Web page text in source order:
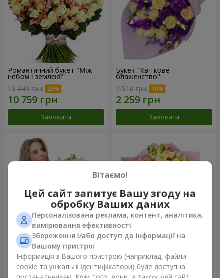
Романтичний букет "Між
небом і землею!"
13 449 грн
Замовити
Букет "Квіткове
блаженство"
2 510 грн
Замовити
Букет "Королеві серця"
2 510 грн
Мікс "Планета троянд" із 51
6 540 грн
Вітаємо!
Цей сайт запитує Вашу згоду на
обробку Ваших даних
Персоналізована реклама, контент, аналітика,
вимірювання ефективності
Збереження і/або доступ до інформації на
Вашому пристрої
Інформація з Вашого пристрою (наприклад, файли
cookie та унікальні ідентифікатори) буде доступна